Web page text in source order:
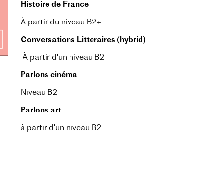
Histoire de France
À partir du niveau B2+
Conversations Litteraires (hybrid)
À partir d'un niveau B2
Parlons cinéma
Niveau B2
Parlons art
à partir d'un niveau B2